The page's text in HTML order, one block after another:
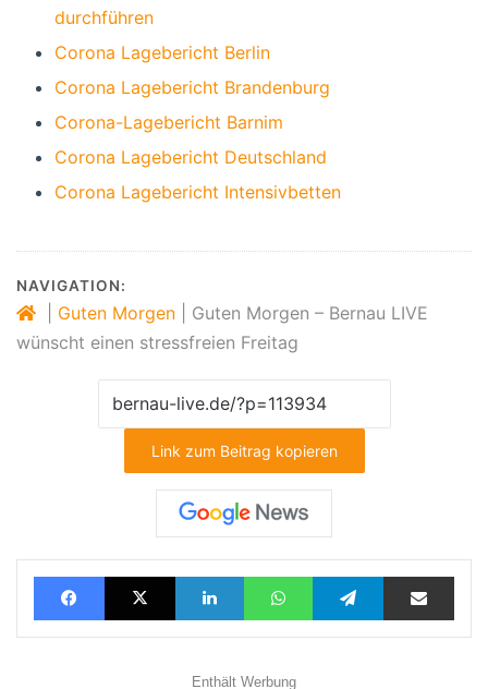
durchführen
Corona Lagebericht Berlin
Corona Lagebericht Brandenburg
Corona-Lagebericht Barnim
Corona Lagebericht Deutschland
Corona Lagebericht Intensivbetten
NAVIGATION:
Guten Morgen
Guten Morgen – Bernau LIVE
wünscht einen stressfreien Freitag
Link zum Beitrag kopieren
FacebookX LinkedInWhatsAppTelegramTeilen via E-Mail
Enthält Werbung